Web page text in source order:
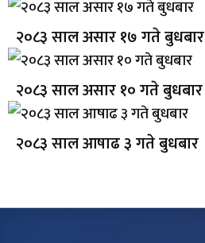
२०८३ साल असार १७ गते बुधबार
२०८३ साल असार १० गते बुधबार
२०८३ साल आषाढ ३ गते बुधबार